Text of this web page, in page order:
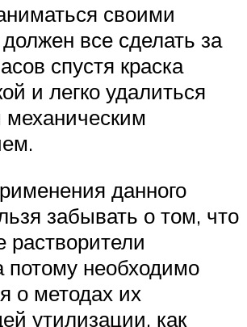
своими
все сделать за
спустя краска
и легко удалиться
данного
забывать о том, что
растворители
потому необходимо
о методах их
утилизации, как